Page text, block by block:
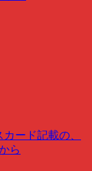
ード記載の、
ら